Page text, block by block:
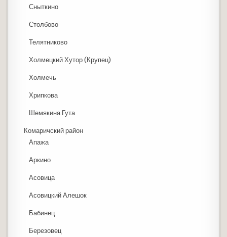
Сныткино
Столбово
Телятниково
Холмецкий Хутор (Крупец)
Холмечь
Хрипкова
Шемякина Гута
Комаричский район
Апажа
Аркино
Асовица
Асовицкий Алешок
Бабинец
Березовец